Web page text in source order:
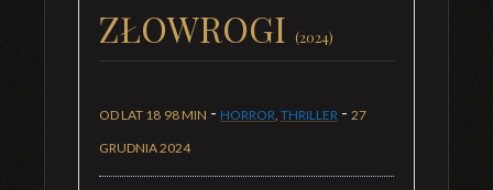
ZŁOWROGI (2024)
OD LAT 18 98 MIN - HORROR, THRILLER - 27
GRUDNIA 2024